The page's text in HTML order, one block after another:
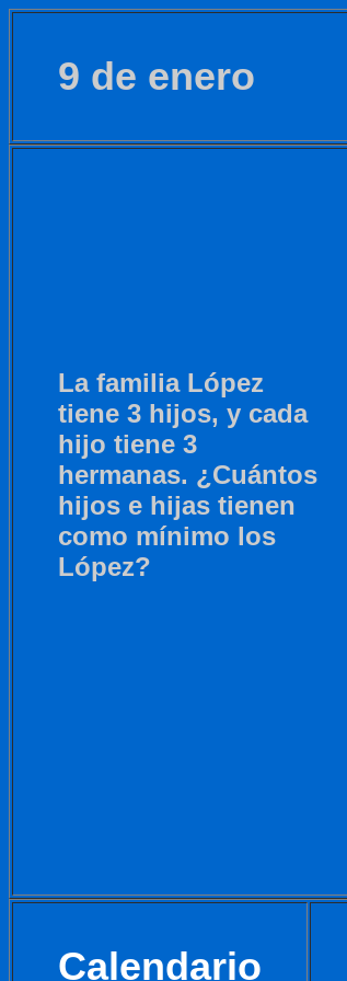
9 de enero
La familia López
tiene 3 hijos, y cada
hijo tiene 3
hermanas. ¿Cuántos
hijos e hijas tienen
como mínimo los
López?
Calendario